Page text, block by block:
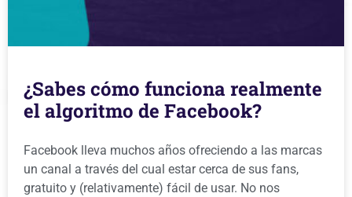
¿Sabes cómo funciona realmente
el algoritmo de Facebook?
Facebook lleva muchos años ofreciendo a las marcas
un canal a través del cual estar cerca de sus fans,
gratuito y (relativamente) fácil de usar. No nos